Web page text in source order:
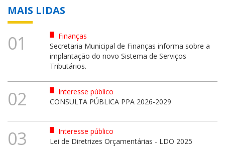
MAIS LIDAS
01
Finanças
Secretaria Municipal de Finanças informa sobre a
implantação do novo Sistema de Serviços
Tributários.
02
Interesse público
CONSULTA PÚBLICA PPA 2026-2029
03
Interesse público
Lei de Diretrizes Orçamentárias - LDO 2025